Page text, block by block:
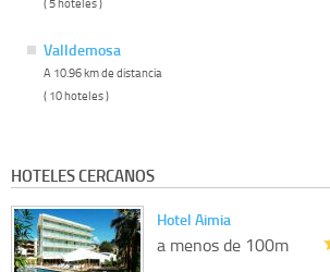
Valldemosa
A 10.96 km de distancia
( 10 hoteles )
HOTELES CERCANOS
Hotel Aimia
a menos de 100m